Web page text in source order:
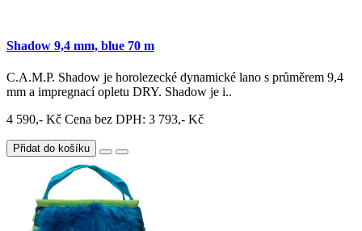
Shadow 9,4 mm, blue 70 m
C.A.M.P. Shadow je horolezecké dynamické lano s průměrem 9,4
mm a impregnací opletu DRY. Shadow je i..
4 590,- Kč Cena bez DPH: 3 793,- Kč
Přidat do košíku